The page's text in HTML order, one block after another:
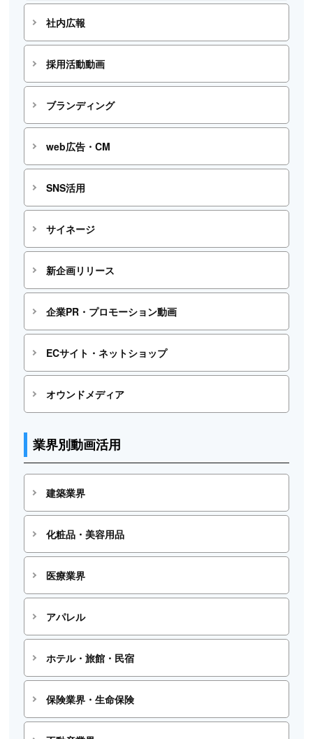
社内広報
採用活動動画
ブランディング
web広告・CM
SNS活用
サイネージ
新企画リリース
企業PR・プロモーション動画
ECサイト・ネットショップ
オウンドメディア
業界別動画活用
建築業界
化粧品・美容用品
医療業界
アパレル
ホテル・旅館・民宿
保険業界・生命保険